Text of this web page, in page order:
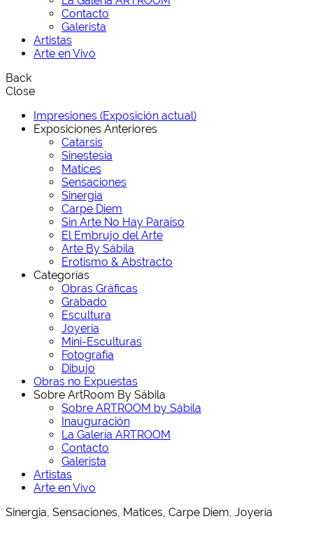
Contacto
Galerista
Artistas
Arte en Vivo
Back
Close
Impresiones (Exposición actual)
Exposiciones Anteriores
Catarsis
Sinestesia
Matices
Sensaciones
Sinergia
Carpe Diem
Sin Arte No Hay Paraíso
El Embrujo del Arte
Arte By Sábila
Erotismo & Abstracto
Categorías
Obras Gráficas
Grabado
Escultura
Joyería
Mini-Esculturas
Fotografía
Dibujo
Obras no Expuestas
Sobre ArtRoom By Sábila
Sobre ARTROOM by Sábila
Inauguración
La Galería ARTROOM
Contacto
Galerista
Artistas
Arte en Vivo
Sinergia, Sensaciones, Matices, Carpe Diem, Joyería